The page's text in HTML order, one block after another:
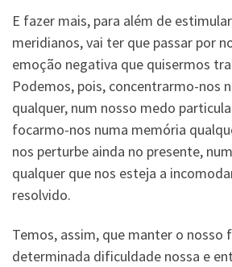
E fazer mais, para além de
meridianos, vai ter que passar por
emoção negativa que quisermos
Podemos, pois, concentrarmo-nos
qualquer, num nosso medo
focarmo-nos numa memória
nos perturbe ainda no presente,
qualquer que nos esteja a
resolvido.
Temos, assim, que manter o nosso
determinada dificuldade nossa e